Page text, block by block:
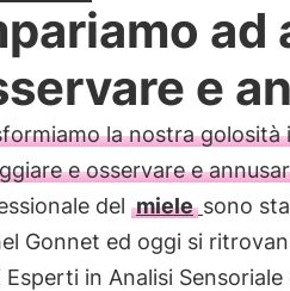
ad
e
la nostra
e osservare e
del miele sono
Gonnet ed oggi si
Esperti in Analisi